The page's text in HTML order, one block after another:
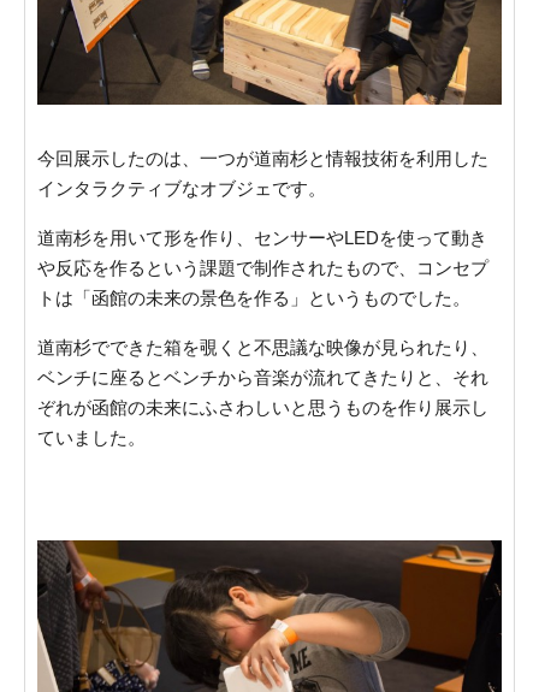
今回展示したのは、一つが道南杉と情報技術を利用した
インタラクティブなオブジェです。
道南杉を用いて形を作り、センサーやLEDを使って動き
や反応を作るという課題で制作されたもので、コンセプ
トは「函館の未来の景色を作る」というものでした。
道南杉でできた箱を覗くと不思議な映像が見られたり、
ベンチに座るとベンチから音楽が流れてきたりと、それ
ぞれが函館の未来にふさわしいと思うものを作り展示し
ていました。